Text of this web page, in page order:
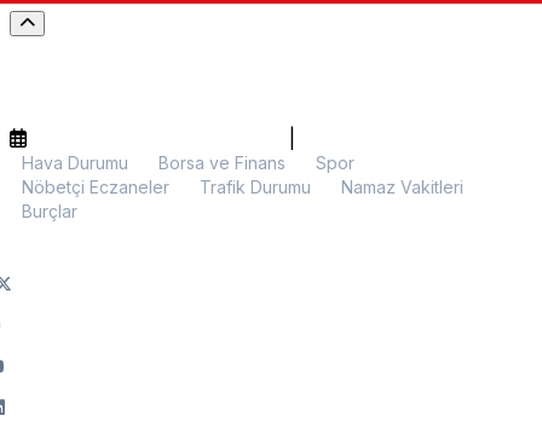
Hava Durumu Borsa ve Finans
Spor
Nöbetçi Eczaneler
Trafik Durumu
Namaz Vakitleri
Burçlar